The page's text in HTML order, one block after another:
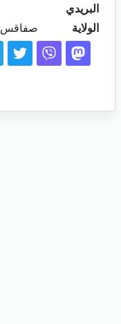
البريدي
الولاية
صفاقس